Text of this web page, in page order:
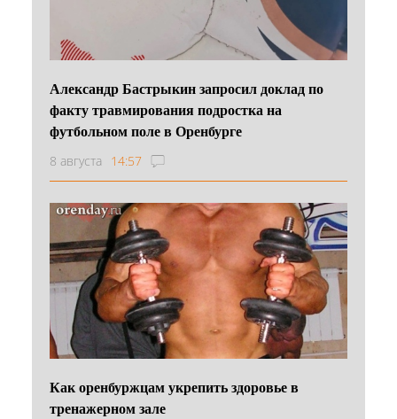
Александр Бастрыкин запросил доклад по
факту травмирования подростка на
футбольном поле в Оренбурге
8 августа 14:57
Как оренбуржцам укрепить здоровье в
тренажерном зале